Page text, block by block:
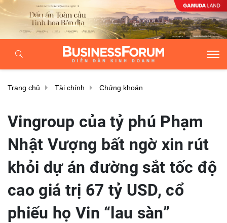
Trang chủ Tài chính Chứng khoán
Vingroup của tỷ phú Phạm
Nhật Vượng bất ngờ xin rút
khỏi dự án đường sắt tốc độ
cao giá trị 67 tỷ USD, cổ
phiếu họ Vin “lau sàn”